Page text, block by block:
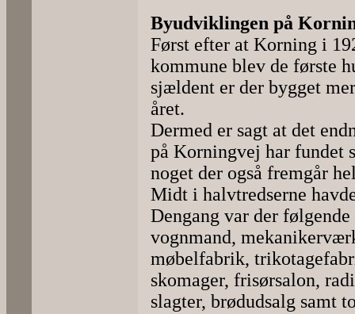
Byudviklingen på
Først efter at Korning i
kommune blev de første
sjældent er der bygget
året.
Dermed er sagt at det
på Korningvej har fundet
noget der også fremgår
Midt i halvtredserne
Dengang var der
vognmand,
møbelfabrik,
skomager, frisørsalon,
slagter, brødudsalg samt